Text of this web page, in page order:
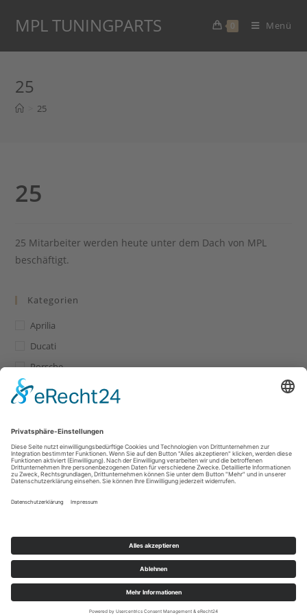
InhaltMPL TUNINGPARTS 0 Menü
25
25
25
25 Mitarbeiter werden heute unter dem Dach von MPL
beschäftigt.
Kategorien
Aprilia
Ducati
Porsche
AGB Impressum
OS-Plattform
Copyright - OceanWP Theme by Nick